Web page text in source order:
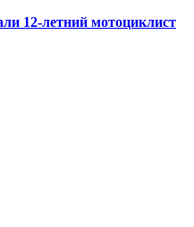
12-летний мотоциклист